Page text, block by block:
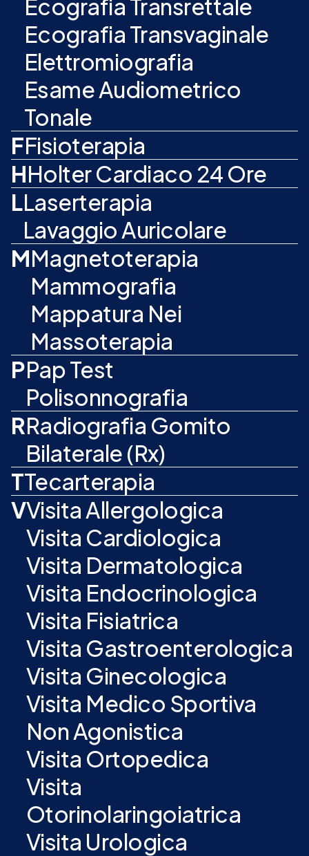
Ecografia Transrettale
Ecografia Transvaginale
Elettromiografia
Esame Audiometrico
Tonale
FFisioterapia
HHolter Cardiaco 24 Ore
LLaserterapia
Lavaggio Auricolare
MMagnetoterapia
Mammografia
Mappatura Nei
Massoterapia
PPap Test
Polisonnografia
RRadiografia Gomito
Bilaterale (Rx)
TTecarterapia
VVisita Allergologica
Visita Cardiologica
Visita Dermatologica
Visita Endocrinologica
Visita Fisiatrica
Visita Gastroenterologica
Visita Ginecologica
Visita Medico Sportiva
Non Agonistica
Visita Ortopedica
Visita
Otorinolaringoiatrica
Visita Urologica